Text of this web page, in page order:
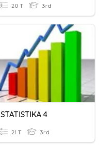
20 T 3rd
STATISTIKA 4
21 T 3rd